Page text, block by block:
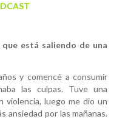
está saliendo de una
y comencé a consumir
las culpas. Tuve una
violencia, luego me dio un
ansiedad por las mañanas.